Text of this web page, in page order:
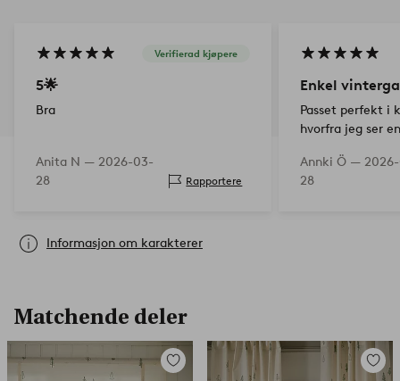
Verifierad kjøpere
5🌟
Bra
Anita N — 2026-03-
28
Rapportere
Enkel
Passet perfekt i
hvorfra jeg ser
Annki Ö —
28
Informasjon om karakterer
Matchende deler
Legg
Legg